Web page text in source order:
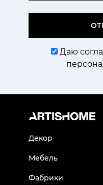
Даю
Декор
Мебель
Фабрики